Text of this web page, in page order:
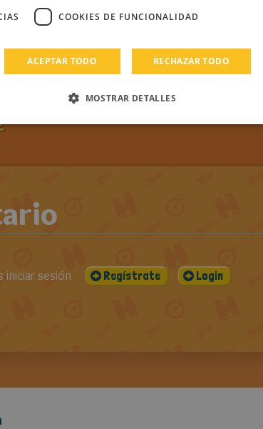
PUBLICADO EL: VISUALIZACIONES:
iniciar sesión Regístrate Login
COOKIES DE FUNCIONALIDAD
ACEPTAR TODO RECHAZAR TODO
MOSTRAR DETALLES